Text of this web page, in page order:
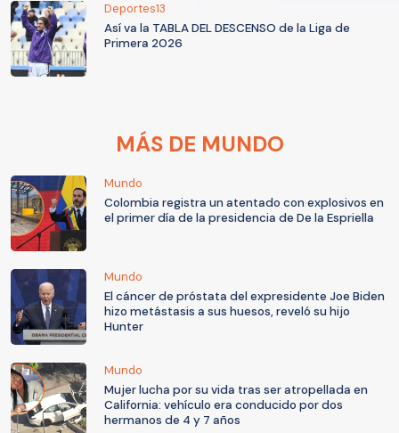
Deportes13
Así va la TABLA DEL DESCENSO de la Liga de
Primera 2026
MÁS DE MUNDO
Mundo
Colombia registra un atentado con explosivos en
el primer día de la presidencia de De la Espriella
Mundo
El cáncer de próstata del expresidente Joe Biden
hizo metástasis a sus huesos, reveló su hijo
Hunter
Mundo
Mujer lucha por su vida tras ser atropellada en
California: vehículo era conducido por dos
hermanos de 4 y 7 años